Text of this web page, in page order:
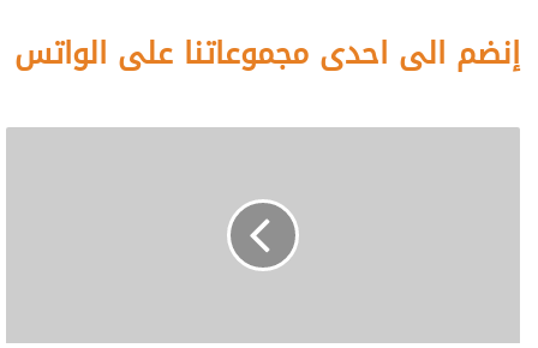
إنضم الى احدى مجموعاتنا على الواتس